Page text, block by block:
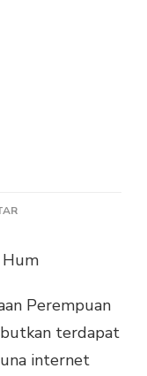
PADA
ASUH
ERA
Hum
Perempuan
terdapat
internet